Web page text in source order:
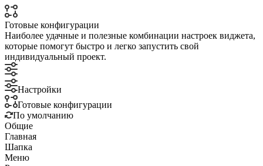
Готовые конфигурации
Наиболее удачные и полезные комбинации настроек виджета,
которые помогут быстро и легко запустить свой
индивидуальный проект.
Настройки
Готовые конфигурации
По умолчанию
Общие
Главная
Шапка
Меню